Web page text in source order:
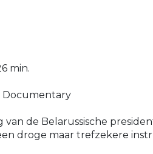
min.
Documentary
de Belarussische
droge maar trefzekere